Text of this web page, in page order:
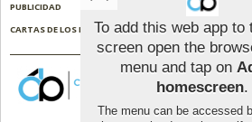
PUBLICIDAD
CONTACTO
CARTAS DE LOS LECTORES
ENCUESTAS
To add this web app to
screen open the
menu and tap on
homescreen.
The menu can be accessed
Aviso sobre el Uso de
Utilizamos cookies
funcionamiento del
lista de cookies y como